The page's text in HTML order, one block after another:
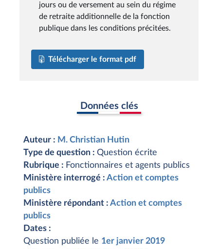
jours ou de versement au sein du régime
de retraite additionnelle de la fonction
publique dans les conditions précitées.
Télécharger le format pdf
Données clés
Auteur : M. Christian Hutin
Type de question : Question écrite
Rubrique : Fonctionnaires et agents publics
Ministère interrogé : Action et comptes
publics
Ministère répondant : Action et comptes
publics
Dates :
Question publiée le 1er janvier 2019